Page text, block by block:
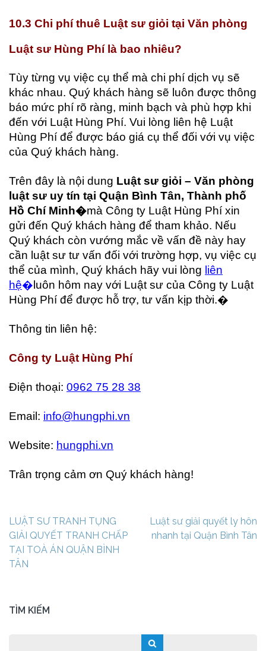
10.3 Chi phí thuê Luật sư giỏi tại Văn phòng
Luật sư Hùng Phí là bao nhiêu?
Tùy từng vụ việc cụ thể mà chi phí dịch vụ sẽ
khác nhau. Quý khách hàng sẽ luôn được thông
báo mức phí rõ ràng, minh bạch và phù hợp khi
đến với Luật Hùng Phí. Vui lòng liên hệ Luật
Hùng Phí để được báo giá cụ thể đối với vụ việc
của Quý khách hàng.
Trên đây là nội dung Luật sư giỏi – Văn phòng
luật sư uy tín tại Quận Bình Tân, Thành phố
Hồ Chí Minh�mà Công ty Luật Hùng Phí xin
gửi đến Quý khách hàng để tham khảo. Nếu
Quý khách còn vướng mắc về vấn đề này hay
cần luật sư tư vấn đối với trường hợp, vụ việc cụ
thể của mình, Quý khách hãy vui lòng liên
hệ�luôn hôm nay với Luật sư của Công ty Luật
Hùng Phí để được hỗ trợ, tư vấn kịp thời.�
Thông tin liên hệ:
Công ty Luật Hùng Phí
Điện thoại: 0962 75 28 38
Email: info@hungphi.vn
Website: hungphi.vn
Trân trọng cảm ơn Quý khách hàng!
Điều
hướng
bài
viết
LUẬT SƯ TRANH TỤNG
GIẢI QUYẾT TRANH CHẤP
TẠI TOÀ ÁN QUẬN BÌNH
TÂN
Luật sư giải quyết ly hôn
nhanh tại Quận Bình Tân
TÌM KIẾM